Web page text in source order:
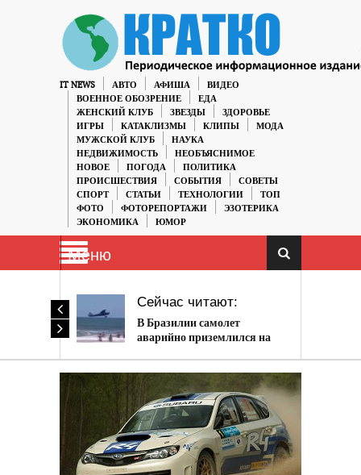
IT NEWS АВТО АФИША
ВИДЕО
ВОЕННОЕ ОБОЗРЕНИЕ
ЕДА
ЖЕНСКИЙ КЛУБ
ЗВЕЗДЫ
ЗДОРОВЬЕ
ИГРЫ
КАТАКЛИЗМЫ КЛИПЫ
МОДА
МУЖСКОЙ КЛУБ
НАУКА
НЕДВИЖИМОСТЬ
НЕОБЪЯСНИМОЕ
НОВОЕ
ПОГОДА
ПОЛИТИКА
ПРОИСШЕСТВИЯ
СОБЫТИЯ
СОВЕТЫ
СПОРТ
СТАТЬИ ТЕХНОЛОГИИ
ТОП
ФОТО
ФОТОРЕПОРТАЖИ
ЭЗОТЕРИКА
ЭКОНОМИКА
ЮМОР
Меню
Сейчас читают:
В Бразилии самолет
аварийно приземлился на